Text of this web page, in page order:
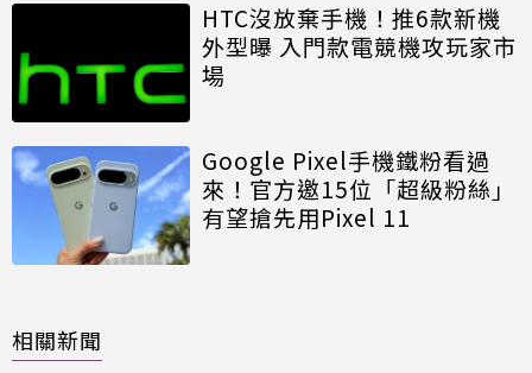
HTC沒放棄手機！推6款新機
外型曝 入門款電競機攻玩家市
場
Google Pixel手機鐵粉看過
來！官方邀15位「超級粉絲」
有望搶先用Pixel 11
相關新聞